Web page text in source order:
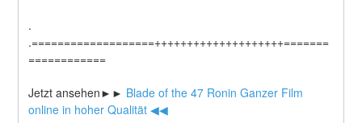
.
.===================++++++++++++++++++++=======
============
Jetzt ansehen►► Blade of the 47 Ronin Ganzer Film
online in hoher Qualität ◀◀